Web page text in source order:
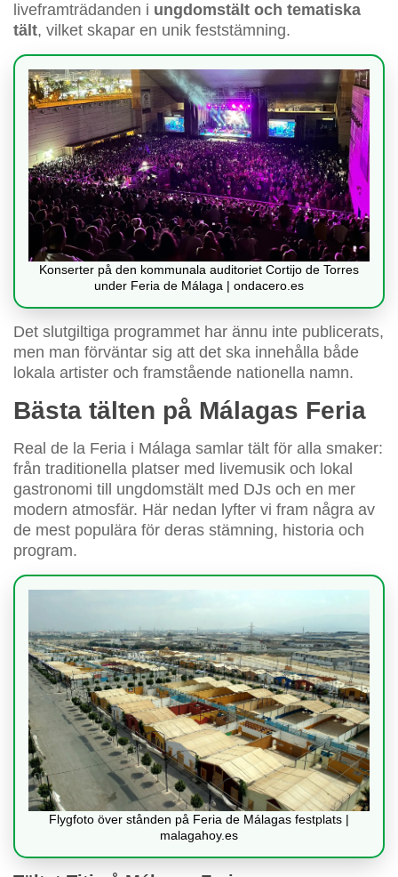
liveframträdanden i ungdomstält och tematiska
tält, vilket skapar en unik feststämning.
Konserter på den kommunala auditoriet Cortijo de Torres
under Feria de Málaga | ondacero.es
Det slutgiltiga programmet har ännu inte publicerats,
men man förväntar sig att det ska innehålla både
lokala artister och framstående nationella namn.
Bästa tälten på Málagas Feria
Real de la Feria i Málaga samlar tält för alla smaker:
från traditionella platser med livemusik och lokal
gastronomi till ungdomstält med DJs och en mer
modern atmosfär. Här nedan lyfter vi fram några av
de mest populära för deras stämning, historia och
program.
Flygfoto över stånden på Feria de Málagas festplats |
malagahoy.es